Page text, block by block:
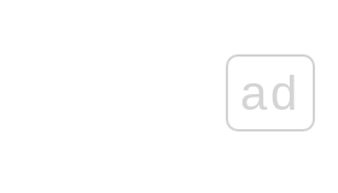
ad